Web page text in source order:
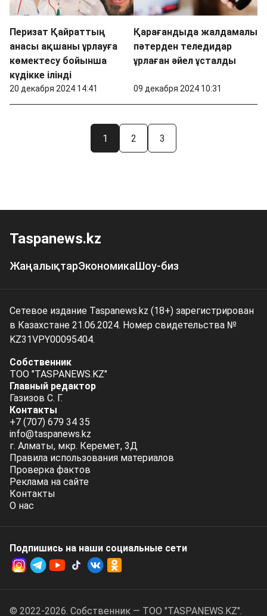
Перизат Қайраттың
анасы ақшаны ұрлауға
көмектесу бойынша
күдікке ілінді
20 декабря 2024 14:41
Қарағандыда жалдамалы
пәтерден теледидар
ұрлаған әйел ұсталды
09 декабря 2024 10:31
1 2 3
Taspanews.kz
ЖаңалықтарЭкономикаШоу-биз
Сетевое издание Taspanews.kz (18+) зарегистрирован
в Казахстане 21.06.2024. Номер свидетельства №
KZ31VPY00095404.
Собственник
ТОО "TASPANEWS.KZ"
Главный редактор
Газизов С. Г.
Контакты
+7 (707) 679 34 35
info@taspanews.kz
г. Алматы, мкр. Керемет, 3Д
Правила использования материалов
Проверка фактов
Реклама на сайте
Контакты
О нас
Подпишись на наши социальные cети
© 2022-2026. Собственник — ТОО "TASPANEWS.KZ".